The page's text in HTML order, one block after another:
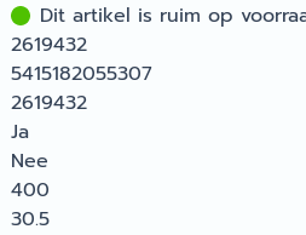
Dit artikel is ruim op
2619432
5415182055307
2619432
Ja
Nee
400
30.5